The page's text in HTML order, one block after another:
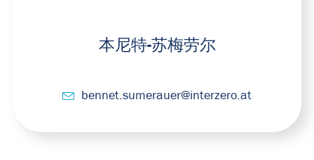
本尼特-苏梅劳尔
bennet.sumerauer@interzero.at